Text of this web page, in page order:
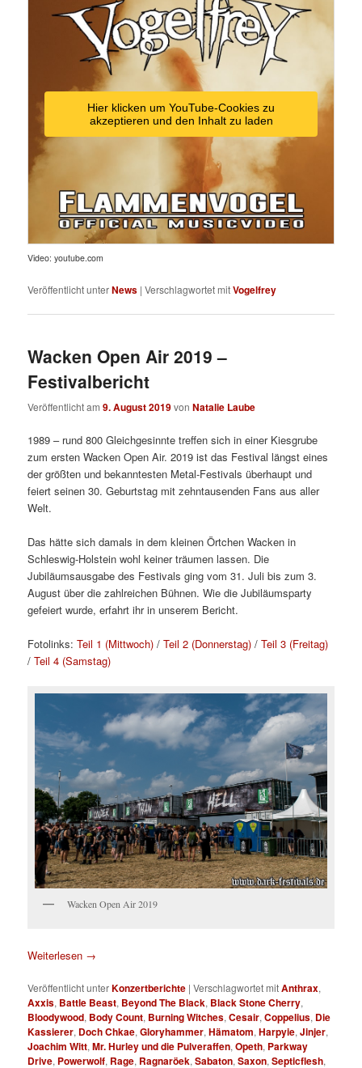
Hier klicken um YouTube-Cookies zu
akzeptieren und den Inhalt zu laden
Video: youtube.com
Veröffentlicht unterNews |Verschlagwortet mitVogelfrey
Wacken Open Air 2019 –
Festivalbericht
Veröffentlicht am9. August 2019vonNatalie Laube
1989 – rund 800 Gleichgesinnte treffen sich in einer Kiesgrube
zum ersten Wacken Open Air. 2019 ist das Festival längst eines
der größten und bekanntesten Metal-Festivals überhaupt und
feiert seinen 30. Geburtstag mit zehntausenden Fans aus aller
Welt.
Das hätte sich damals in dem kleinen Örtchen Wacken in
Schleswig-Holstein wohl keiner träumen lassen. Die
Jubiläumsausgabe des Festivals ging vom 31. Juli bis zum 3.
August über die zahlreichen Bühnen. Wie die Jubiläumsparty
gefeiert wurde, erfahrt ihr in unserem Bericht.
Fotolinks:Teil 1 (Mittwoch) /Teil 2 (Donnerstag) /Teil 3 (Freitag)
/Teil 4 (Samstag)
Wacken Open Air 2019
Weiterlesen →
Veröffentlicht unterKonzertberichte |Verschlagwortet mitAnthrax,
Axxis, Battle Beast, Beyond The Black, Black Stone Cherry,
Bloodywood, Body Count, Burning Witches,Cesair,Coppelius, Die
Kassierer, Doch Chkae,Gloryhammer,Hämatom,Harpyie,Jinjer,
Joachim Witt,Mr. Hurley und die Pulveraffen,Opeth, Parkway
Drive, Powerwolf, Rage, Ragnaröek,Sabaton,Saxon,Septicflesh,